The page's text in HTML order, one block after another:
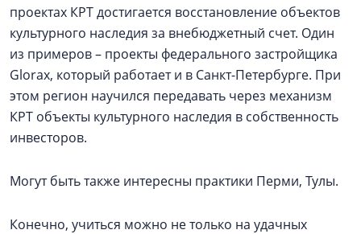
проектах КРТ достигается восстановление объектов
культурного наследия за внебюджетный счет. Один
из примеров – проекты федерального застройщика
Glorax, который работает и в Санкт-Петербурге. При
этом регион научился передавать через механизм
КРТ объекты культурного наследия в собственность
инвесторов.
Могут быть также интересны практики Перми, Тулы.
Конечно, учиться можно не только на удачных